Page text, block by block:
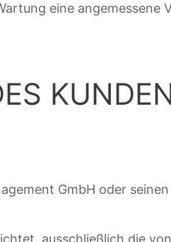
eine angemessene
GmbH oder
ausschließlich die